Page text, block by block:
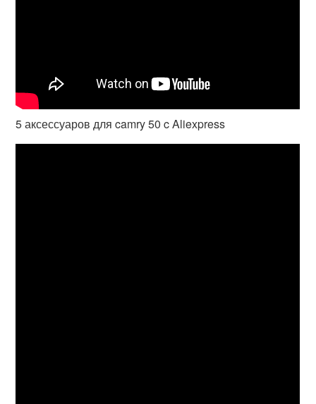
5 аксессуаров для camry 50 c Aliexpress